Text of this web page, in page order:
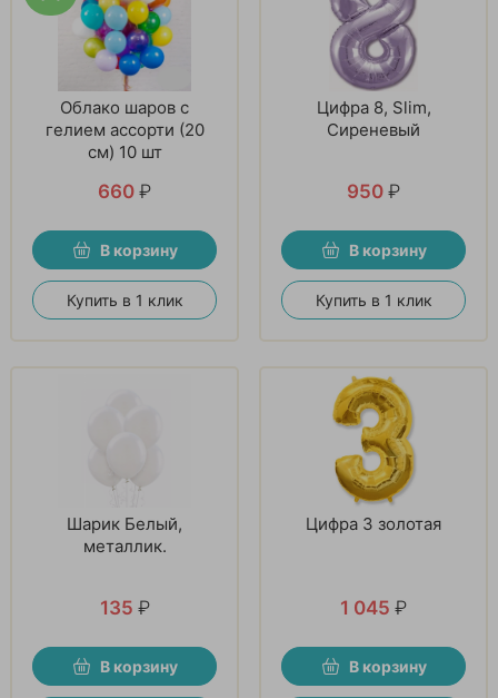
Облако шаров с
гелием ассорти (20
см) 10 шт
660 ₽
В корзину
Купить в 1 клик
Цифра 8, Slim,
Сиреневый
950 ₽
В корзину
Купить в 1 клик
Шарик Белый,
металлик.
135 ₽
В корзину
Цифра 3 золотая
1 045 ₽
В корзину